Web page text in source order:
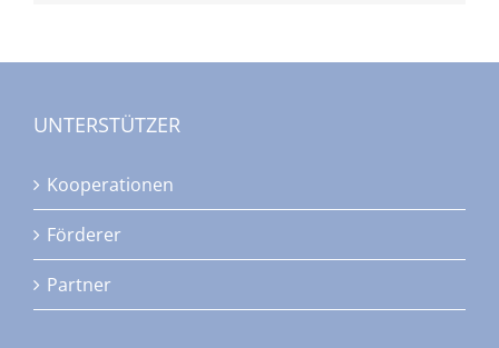
UNTERSTÜTZER
Kooperationen
Förderer
Partner